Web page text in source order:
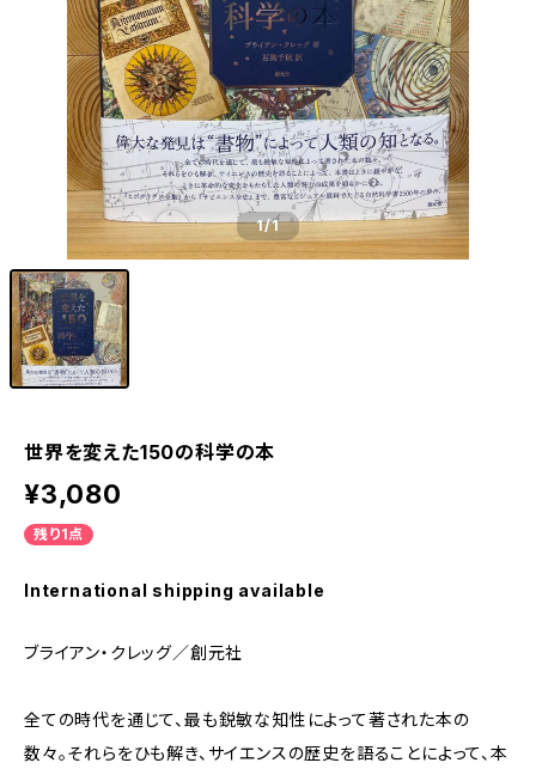
1/1
世界を変えた150の科学の本
¥3,080
残り1点
International shipping available
ブライアン・クレッグ／創元社
全ての時代を通じて、最も鋭敏な知性によって著された本の
数々。それらをひも解き、サイエンスの歴史を語ることによって、本